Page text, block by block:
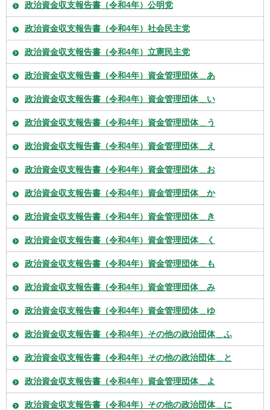
政治資金収支報告書（令和4年）公明党
政治資金収支報告書（令和4年）社会民主党
政治資金収支報告書（令和4年）立憲民主党
政治資金収支報告書（令和4年）資金管理団体＿あ
政治資金収支報告書（令和4年）資金管理団体＿い
政治資金収支報告書（令和4年）資金管理団体＿う
政治資金収支報告書（令和4年）資金管理団体＿え
政治資金収支報告書（令和4年）資金管理団体＿お
政治資金収支報告書（令和4年）資金管理団体＿か
政治資金収支報告書（令和4年）資金管理団体＿き
政治資金収支報告書（令和4年）資金管理団体＿く
政治資金収支報告書（令和4年）資金管理団体＿も
政治資金収支報告書（令和4年）資金管理団体＿み
政治資金収支報告書（令和4年）資金管理団体＿ゆ
政治資金収支報告書（令和4年）その他の政治団体＿ふ
政治資金収支報告書（令和4年）その他の政治団体＿と
政治資金収支報告書（令和4年）資金管理団体＿よ
政治資金収支報告書（令和4年）その他の政治団体＿に